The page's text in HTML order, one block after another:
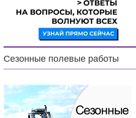
Сезонные полевые работы